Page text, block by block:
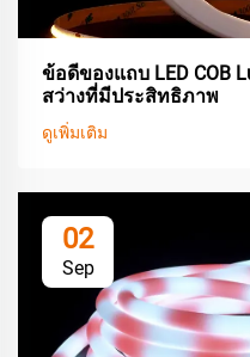
ข้อดีของแถบ LED COB
สว่างที่มีประสิทธิภาพ
ดูเพิ่มเติม
02
Sep